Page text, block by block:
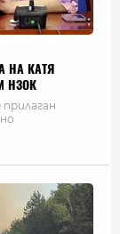
НА КАТЯ
НЗОК